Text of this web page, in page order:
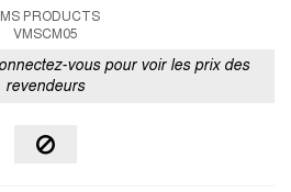
PRODUCTS
VMSCM05
vous pour voir les prix des
revendeurs